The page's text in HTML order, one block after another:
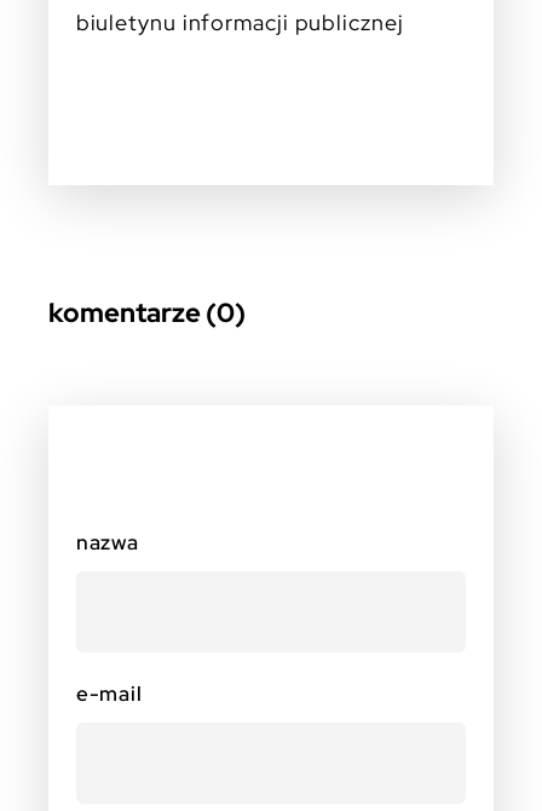
biuletynu informacji publicznej
komentarze (0)
nazwa
e-mail